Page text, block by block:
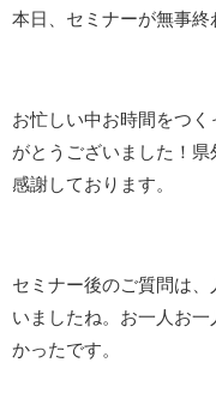
本日、セミナーが無事終
お忙しい中お時間をつ
がとうございました！
感謝しております。
セミナー後のご質問は
いましたね。お一人お
かったです。